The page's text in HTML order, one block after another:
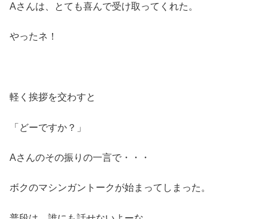
Aさんは、とても喜んで受け取ってくれた。
やったネ！
軽く挨拶を交わすと
「どーですか？」
Aさんのその振りの一言で・・・
ボクのマシンガントークが始まってしまった。